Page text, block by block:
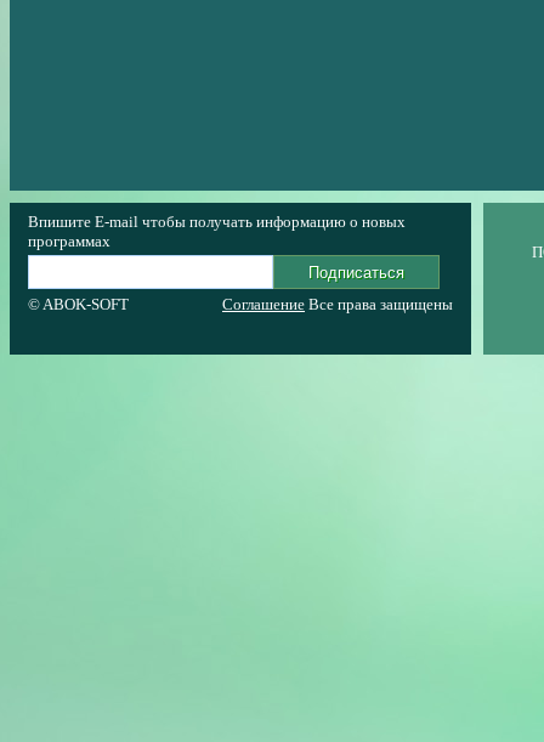
Впишите E-mail чтобы получать информацию о новых
программах
© ABOK-SOFT Соглашение Все права защищены